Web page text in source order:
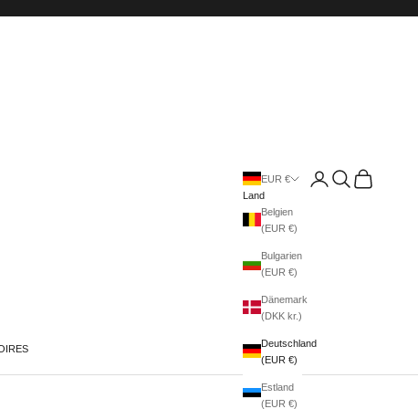
EUR €
Land
Belgien
(EUR €)
Bulgarien
(EUR €)
Dänemark
(DKK kr.)
Deutschland
(EUR €)
Estland
(EUR €)
AnmeldenSuchenWarenkorb